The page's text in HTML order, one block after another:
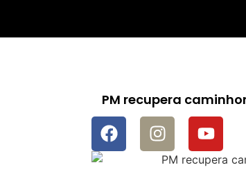
PM recupera